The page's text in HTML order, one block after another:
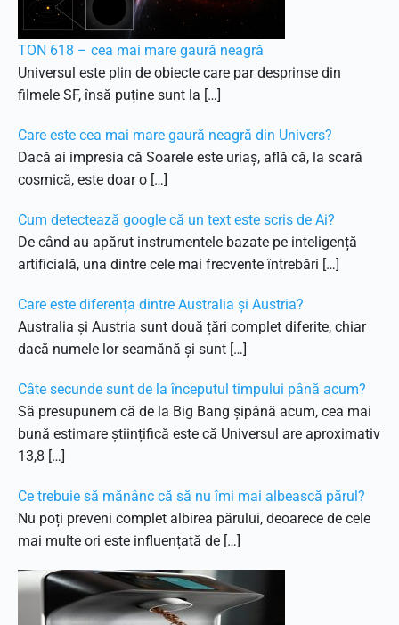
TON 618 – cea mai mare gaură neagră
Universul este plin de obiecte care par desprinse din
filmele SF, însă puține sunt la […]
Care este cea mai mare gaură neagră din Univers?
Dacă ai impresia că Soarele este uriaș, află că, la scară
cosmică, este doar o […]
Cum detectează google că un text este scris de Ai?
De când au apărut instrumentele bazate pe inteligență
artificială, una dintre cele mai frecvente întrebări […]
Care este diferența dintre Australia și Austria?
Australia și Austria sunt două țări complet diferite, chiar
dacă numele lor seamănă și sunt […]
Câte secunde sunt de la începutul timpului până acum?
Să presupunem că de la Big Bang șipână acum, cea mai
bună estimare științifică este că Universul are aproximativ
13,8 […]
Ce trebuie să mănânc că să nu îmi mai albească părul?
Nu poți preveni complet albirea părului, deoarece de cele
mai multe ori este influențată de […]